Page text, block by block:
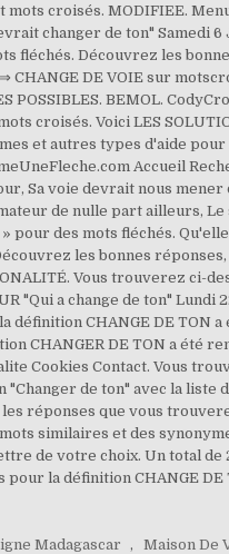
croisés. MODIFIEE.
changer de ton" Samedi 6
fléchés. Découvrez les
DE VOIE sur
BEMOL.
croisés. Voici LES
et autres types d'aide
Accueil
Sa voie devrait nous mener
de nulle part ailleurs,
pour des mots fléchés.
les bonnes
Vous trouverez ci-
"Qui a change de ton" Lundi
CHANGE DE TON
CHANGER DE TON a été
Cookies Contact. Vous
de ton" avec la liste
réponses que vous
similaires et des
de votre choix. Un total de
la définition CHANGE
Madagascar , Maison De